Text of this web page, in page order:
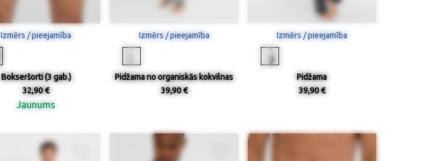
Izmērs / pieejamība
Bokseršorti (3 gab.)
32,90 €
Jaunums
Izmērs / pieejamība
Pidžama no organiskās kokvilnas
39,90 €
Izmērs / pieejamība
Pidžama
39,90 €